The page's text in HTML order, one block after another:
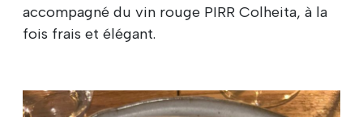
accompagné du vin rouge PIRR Colheita, à la
fois frais et élégant.